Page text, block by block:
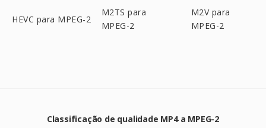
HEVC para MPEG-2
M2TS para
MPEG-2
M2V para
MPEG-2
Classificação de qualidade MP4 a MPEG-2